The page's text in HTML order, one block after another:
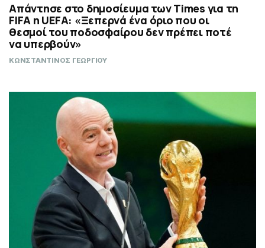
Απάντησε στο δημοσίευμα των Times για τη
FIFA η UEFA: «Ξεπερνά ένα όριο που οι
θεσμοί του ποδοσφαίρου δεν πρέπει ποτέ
να υπερβούν»
ΚΩΝΣΤΑΝΤΙΝΟΣ ΓΕΩΡΓΙΟΥ